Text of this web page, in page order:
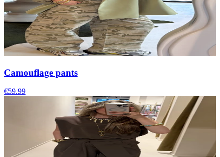
Camouflage pants
€59.99